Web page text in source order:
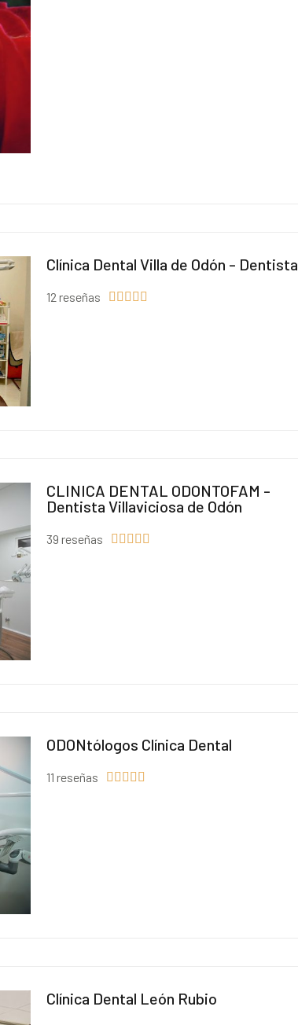
Clínica Dental Villa de Odón - Dentista
12 reseñas     
CLINICA DENTAL ODONTOFAM -
Dentista Villaviciosa de Odón
39 reseñas     
ODONtólogos Clínica Dental
11 reseñas     
Clínica Dental León Rubio